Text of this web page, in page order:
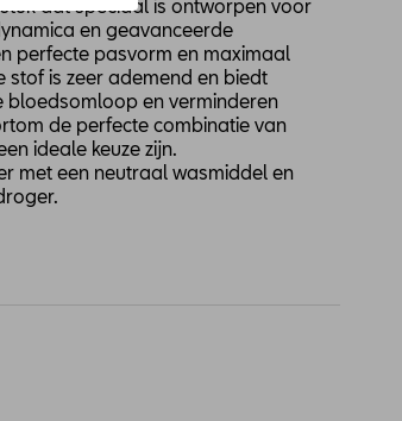
dat speciaal is ontworpen voor
en geavanceerde
perfecte pasvorm en maximaal
is zeer ademend en biedt
bloedsomloop en verminderen
de perfecte combinatie van
ideale keuze zijn.
met een neutraal wasmiddel en